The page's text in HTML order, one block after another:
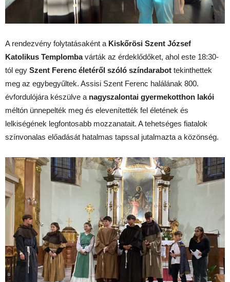
A rendezvény folytatásaként a Kiskőrösi Szent József
Katolikus Templombavárták az érdeklődőket, ahol este 18:30-
tól egy Szent Ferenc életéről szóló színdarabot tekinthettek
meg az egybegyűltek. Assisi Szent Ferenc halálának 800.
évfordulójára készülve a nagyszalontai gyermekotthon lakói
méltón ünnepelték meg és elevenítették fel életének és
lelkiségének legfontosabb mozzanatait. A tehetséges fiatalok
színvonalas előadását hatalmas tapssal jutalmazta a közönség.